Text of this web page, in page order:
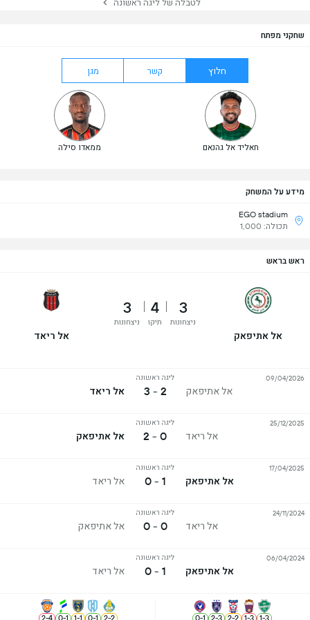
לטבלה של ליגה ראשונה
שחקני מפתח
חלוץ קשר מגן
חאליד אל גהנאם ממאדו סילה
מידע על המשחק
EGO stadium
תכולה: 1,000
ראש בראש
אל אתיפאק
3
ניצחונות
4
תיקו
3
ניצחונות
אל ריאד
אל אתיפאק
ליגה ראשונה
2 - 3 אל ריאד
09/04/2026
אל ריאד
ליגה ראשונה
0 - 2 אל אתיפאק
25/12/2025
אל אתיפאק
ליגה ראשונה
1 - 0 אל ריאד
17/04/2025
אל ריאד
ליגה ראשונה
0 - 0 אל אתיפאק
24/11/2024
אל אתיפאק
ליגה ראשונה
1 - 0 אל ריאד
06/04/2024